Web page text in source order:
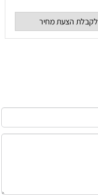
לקבלת הצעת מחיר